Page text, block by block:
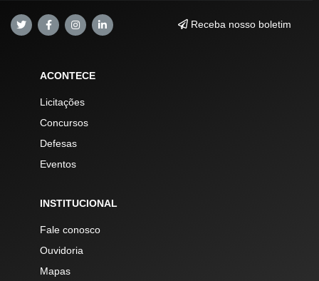
Receba nosso boletim
ACONTECE
Licitações
Concursos
Defesas
Eventos
INSTITUCIONAL
Fale conosco
Ouvidoria
Mapas